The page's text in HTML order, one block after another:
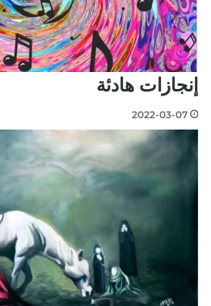
إنجازات هادئة
2022-03-07